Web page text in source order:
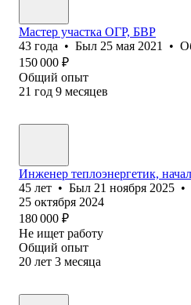
Мастер участка ОГР, БВР
43 года • Был 25 мая 2021 •
150 000 ₽
Общий опыт
21 год 9 месяцев
Инженер теплоэнергетик,
45 лет • Был 21 ноября 2025 •
25 октября 2024
180 000 ₽
Не ищет работу
Общий опыт
20 лет 3 месяца